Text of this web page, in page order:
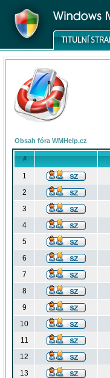
Obsah fóra WMHelp.cz
#
1
2
3
4
5
6
7
8
9
10
11
12
13